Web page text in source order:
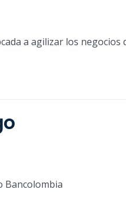
a agilizar los
Bancolombia